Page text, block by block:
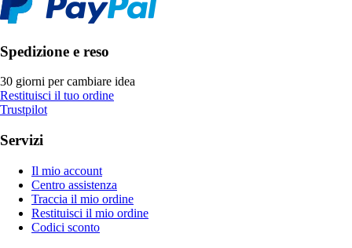
Spedizione e reso
30 giorni per cambiare idea
Restituisci il tuo ordine
Trustpilot
Servizi
Il mio account
Centro assistenza
Traccia il mio ordine
Restituisci il mio ordine
Codici sconto